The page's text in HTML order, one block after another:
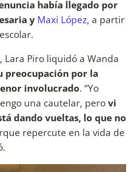
había llegado por
y Maxi López, a partir
Lara Piro liquidó a Wanda
preocupación por la
involucrado. “Yo
una cautelar, perovi
dando vueltas, lo que no
repercute en la vida de